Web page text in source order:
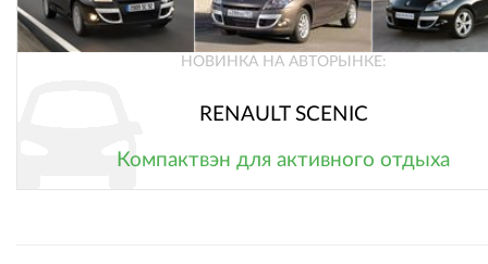
НОВИНКА НА АВТОРЫНКЕ:
RENAULT SCENIC
Компактвэн для активного отдыха